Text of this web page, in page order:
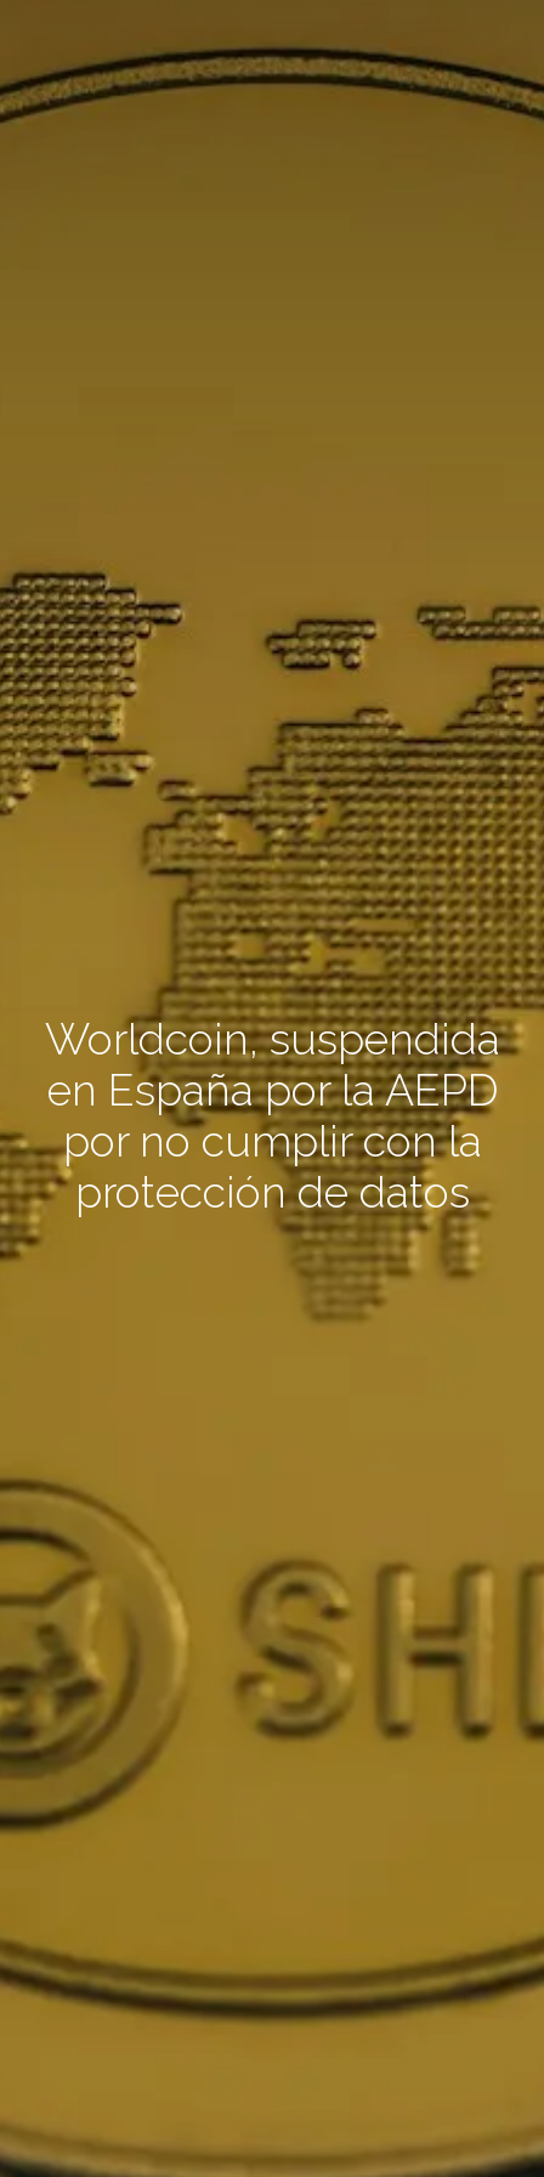
Worldcoin, suspendida
en España por la AEPD
por no cumplir con la
protección de datos